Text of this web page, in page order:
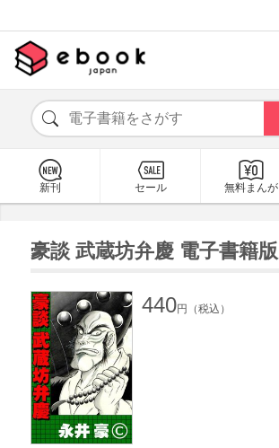
新刊 セール 無料まんが
豪談 武蔵坊弁慶 電子書籍版
440円（税込）